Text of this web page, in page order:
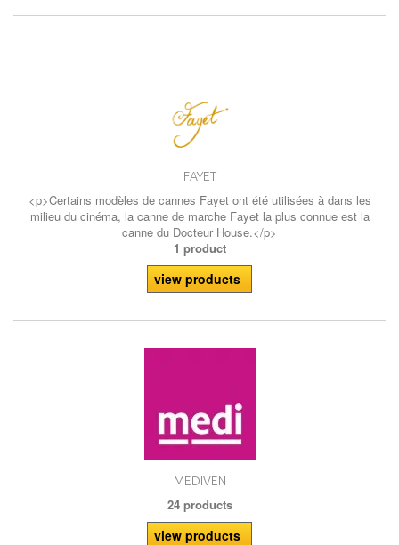
FAYET
<p>Certains modèles de cannes Fayet ont été utilisées à dans les
milieu du cinéma, la canne de marche Fayet la plus connue est la
canne du Docteur House.</p>
1 product
view products
MEDIVEN
24 products
view products